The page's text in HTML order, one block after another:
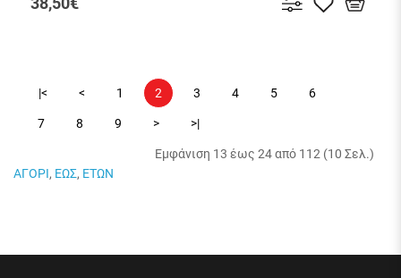
|< < 1 2 3 4 5 6
7 8 9 > >|
Εμφάνιση 13 έως 24 από 112 (10 Σελ.)
ΑΓΟΡΙ, ΕΩΣ, ΕΤΩΝ